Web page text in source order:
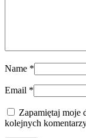
Name *
Email *
Zapamiętaj moje
kolejnych